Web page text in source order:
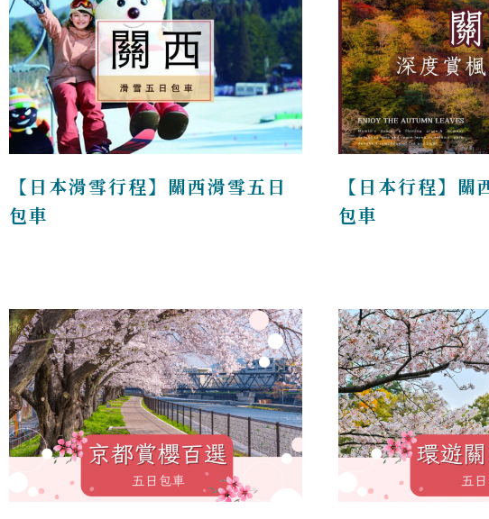
【日本滑雪行程】關西滑雪五日
包車
【日本行程】關
包車